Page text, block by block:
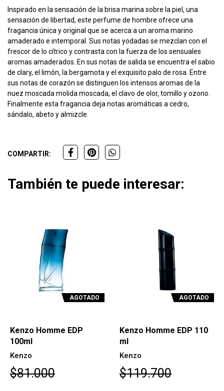
Inspirado en la sensación de la brisa marina sobre la piel, una
sensación de libertad, este perfume de hombre ofrece una
fragancia única y original que se acerca a un aroma marino
amaderado e intemporal. Sus notas yodadas se mezclan con el
frescor de lo cítrico y contrasta con la fuerza de los sensuales
aromas amaderados. En sus notas de salida se encuentra el sabio
de clary, el limón, la bergamota y el exquisito palo de rosa. Entre
sus notas de corazón se distinguen los intensos aromas de la
nuez moscada molida moscada, el clavo de olor, tomillo y ozono.
Finalmente esta fragancia deja notas aromáticas a cedro,
sándalo, abeto y almizcle.
COMPARTIR:
También te puede interesar:
AGOTADO
Kenzo Homme EDP
100ml
Kenzo
$81.000
AGOTADO
Kenzo Homme EDP 110
ml
Kenzo
$119.700